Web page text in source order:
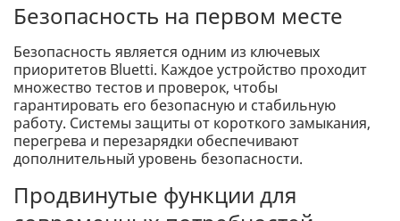
Безопасность на первом месте
Безопасность является одним из ключевых
приоритетов Bluetti. Каждое устройство проходит
множество тестов и проверок, чтобы
гарантировать его безопасную и стабильную
работу. Системы защиты от короткого замыкания,
перегрева и перезарядки обеспечивают
дополнительный уровень безопасности.
Продвинутые функции для